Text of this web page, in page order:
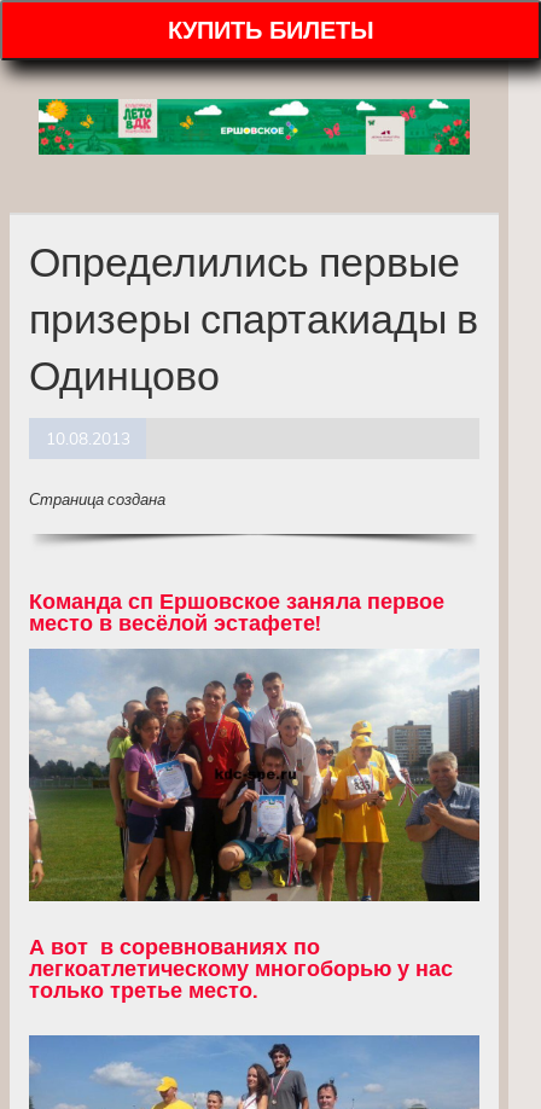
КУПИТЬ БИЛЕТЫ
Определились первые
призеры спартакиады в
Одинцово
10.08.2013
Страница создана
Команда сп Ершовское заняла первое
место в весёлой эстафете!
А вот в соревнованиях по
легкоатлетическому многоборью у нас
только третье место.